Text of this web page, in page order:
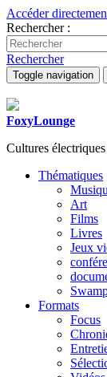
Accéder
Rechercher :
Rechercher
Toggle navigation
FoxyLounge
Cultures électriques
Thématiques
Art
Films
Livres
Jeux
Formats
Focus